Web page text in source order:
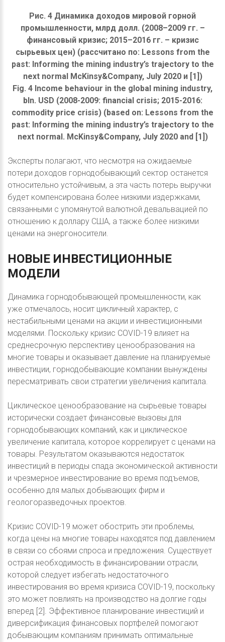
Рис. 4 Динамика доходов мировой горной
промышленности, млрд долл. (2008–2009 гг. –
финансовый кризис; 2015–2016 гг. – кризис
сырьевых цен) (рассчитано по: Lessons from the
past: Informing the mining industry’s trajectory to the
next normal McKinsy&Company, July 2020 и [1])
Fig. 4 Income behaviour in the global mining industry,
bln. USD (2008-2009: financial crisis; 2015-2016:
commodity price crisis) (based on: Lessons from the
past: Informing the mining industry’s trajectory to the
next normal. McKinsy&Company, July 2020 and [1])
Эксперты полагают, что несмотря на ожидаемые
потери доходов горнодобывающий сектор останется
относительно устойчивым, а эта часть потерь выручки
будет компенсирована более низкими издержками,
связанными с упомянутой валютной девальвацией по
отношению к доллару США, а также более низкими
ценами на энергоносители.
НОВЫЕ ИНВЕСТИЦИОННЫЕ
МОДЕЛИ
Динамика горнодобывающей промышленности, как
уже отмечалось, носит цикличный характер, с
нестабильными ценами на акции и инвестиционными
моделями. Поскольку кризис COVID-19 влияет на
среднесрочную перспективу ценообразования на
многие товары и оказывает давление на планируемые
инвестиции, горнодобывающие компании вынуждены
пересматривать свои стратегии увеличения капитала.
Циклическое ценообразование на сырьевые товары
исторически создает финансовые вызовы для
горнодобывающих компаний, как и циклическое
увеличение капитала, которое коррелирует с ценами на
товары. Результатом оказываются недостаток
инвестиций в периоды спада экономической активности
и чрезмерное инвестирование во время подъемов,
особенно для малых добывающих фирм и
геологоразведочных проектов.
Кризис COVID-19 может обострить эти проблемы,
когда цены на многие товары находятся под давлением
в связи со сбоями спроса и предложения. Существует
острая необходимость в финансировании отрасли,
которой следует избегать недостаточного
инвестирования во время кризиса COVID-19, поскольку
это может повлиять на производство на долгие годы
вперед [2]. Эффективное планирование инвестиций и
диверсификация финансовых портфелей помогают
добывающим компаниям принимать оптимальные